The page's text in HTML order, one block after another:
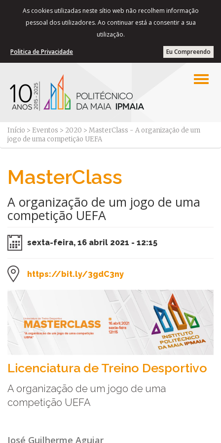
As cookies utilizadas neste sítio web não recolhem informação
pessoal dos utilizadores. Ao continuar está a consentir a sua
utilização.
Eu Compreendo
Politica de Privacidade
Início > Eventos > 2020 > MasterClass - A organização de um
jogo de uma competição UEFA
MasterClass
A organização de um jogo de uma
competição UEFA
sexta-feira, 16 abril 2021 - 12:15
https://bit.ly/3gdC3ny
​Licenciatura de Treino Desportivo
A organização de um jogo de uma
competição UEFA
José Guilherme Aguiar